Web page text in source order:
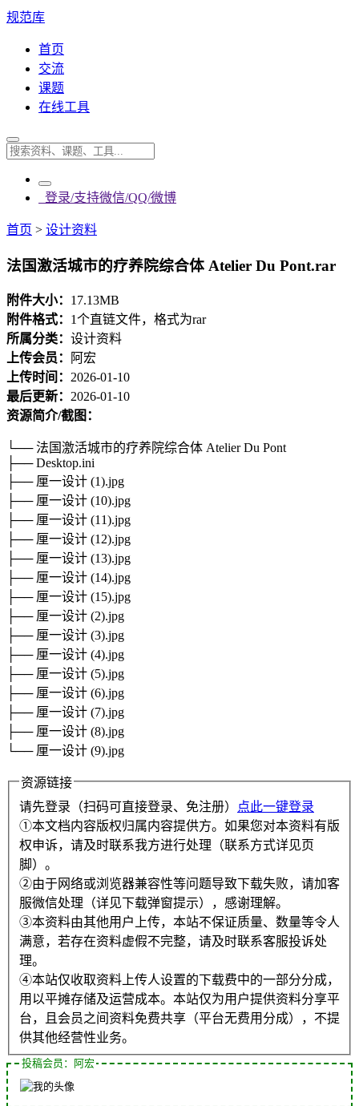
规范库
首页
交流
课题
在线工具
登录/支持微信/QQ/微博
首页 > 设计资料
法国激活城市的疗养院综合体 Atelier Du Pont.rar
附件大小： 17.13MB
附件格式： 1个直链文件，格式为rar
所属分类： 设计资料
上传会员：
阿宏
上传时间： 2026-01-10
最后更新： 2026-01-10
资源简介/截图：
└── 法国激活城市的疗养院综合体 Atelier Du Pont
├── Desktop.ini
├── 厘一设计 (1).jpg
├── 厘一设计 (10).jpg
├── 厘一设计 (11).jpg
├── 厘一设计 (12).jpg
├── 厘一设计 (13).jpg
├── 厘一设计 (14).jpg
├── 厘一设计 (15).jpg
├── 厘一设计 (2).jpg
├── 厘一设计 (3).jpg
├── 厘一设计 (4).jpg
├── 厘一设计 (5).jpg
├── 厘一设计 (6).jpg
├── 厘一设计 (7).jpg
├── 厘一设计 (8).jpg
└── 厘一设计 (9).jpg
资源链接
请先登录（扫码可直接登录、免注册）
点此一键登录
①本文档内容版权归属内容提供方。如果您对本资料有版
权申诉，请及时联系我方进行处理（联系方式详见页
脚）。
②由于网络或浏览器兼容性等问题导致下载失败，请加客
服微信处理（详见下载弹窗提示），感谢理解。
③本资料由其他用户上传，本站不保证质量、数量等令人
满意，若存在资料虚假不完整，请及时联系客服投诉处
理。
④本站仅收取资料上传人设置的下载费中的一部分分成，
用以平摊存储及运营成本。本站仅为用户提供资料分享平
台，且会员之间资料免费共享（平台无费用分成），不提
供其他经营性业务。
投稿会员：阿宏